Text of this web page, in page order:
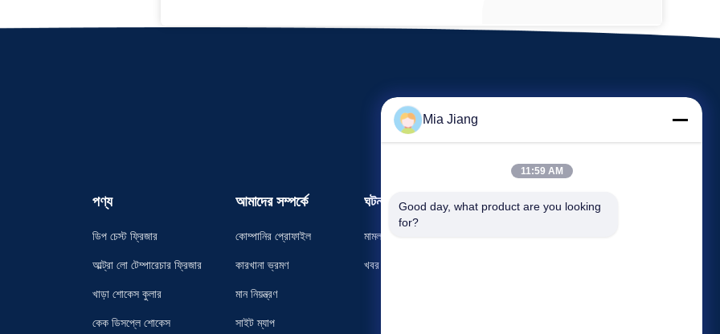
পণ্য
ডিপ চেস্ট ফ্রিজার
আল্ট্রা লো টেম্পারেচার ফ্রিজার
খাড়া শোকেস কুলার
কেক ডিসপ্লে শোকেস
আমাদের সম্পর্কে
কোম্পানির প্রোফাইল
কারখানা ভ্রমণ
মান নিয়ন্ত্রণ
সাইট ম্যাপ
ঘটনাবলী
মামলা
খবর
উদ্ধৃতির জন্য আবেদন
Mia Jiang
11:59 AM
Good day, what product are you looking
for?